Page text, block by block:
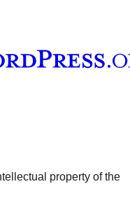
property of the